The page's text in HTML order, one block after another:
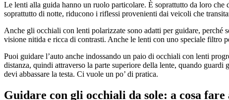
Le lenti alla guida hanno un ruolo particolare. È soprattutto da loro
soprattutto di notte, riducono i riflessi provenienti dai veicoli che
Anche gli occhiali con lenti polarizzate sono adatti per guidare, perché
visione nitida e ricca di contrasti. Anche le lenti con uno speciale filtro
Puoi guidare l’auto anche indossando un paio di occhiali con lenti
distanza, quindi attraverso la parte superiore della lente, quando
devi abbassare la testa. Ci vuole un po’ di pratica.
Guidare con gli occhiali da sole: a cosa fare